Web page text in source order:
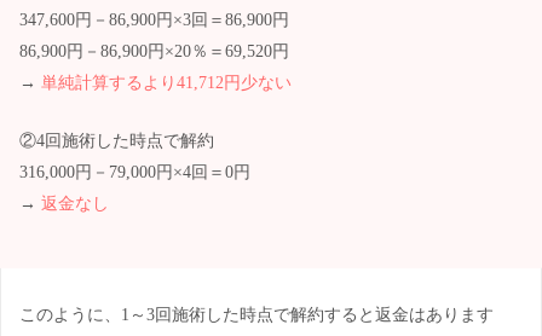
347,600円－86,900円×3回＝86,900円
86,900円－86,900円×20％＝69,520円
→ 単純計算するより41,712円少ない
②4回施術した時点で解約
316,000円－79,000円×4回＝0円
→ 返金なし
このように、1～3回施術した時点で解約すると返金はあります